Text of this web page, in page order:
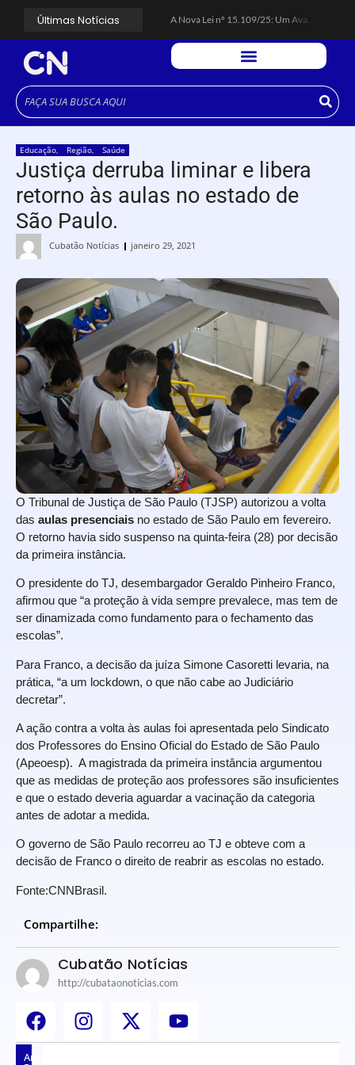
Últimas Notícias
A Nova Lei nº 15.109/25: Um Avanço na Garantia dos Honorários Advocatícios.
Espingarda roubada de agentes de segurança ferroviária é recuperada na Vila Esperança.
Polícia Rodoviária resgata bicho-preguiça na Rodovia dos Imigrantes, em Cubatão.
Cubatão tem vasta programação no Mês da Mulher: atividades começam nesta sexta (7).
Vigilantes são atacados por criminosos armados durante escolta de carga na Vila Esperança.
Educação Região Saúde
Justiça derruba liminar e libera
retorno às aulas no estado de
São Paulo.
Cubatão Notícias janeiro 29, 2021
O Tribunal de Justiça de São Paulo (TJSP) autorizou a volta
das aulas presenciais no estado de São Paulo em fevereiro.
O retorno havia sido suspenso na quinta-feira (28) por decisão
da primeira instância.
O presidente do TJ, desembargador Geraldo Pinheiro Franco,
afirmou que “a proteção à vida sempre prevalece, mas tem de
ser dinamizada como fundamento para o fechamento das
escolas”.
Para Franco, a decisão da juíza Simone Casoretti levaria, na
prática, “a um lockdown, o que não cabe ao Judiciário
decretar”.
A ação contra a volta às aulas foi apresentada pelo Sindicato
dos Professores do Ensino Oficial do Estado de São Paulo
(Apeoesp). A magistrada da primeira instância argumentou
que as medidas de proteção aos professores são insuficientes
e que o estado deveria aguardar a vacinação da categoria
antes de adotar a medida.
O governo de São Paulo recorreu ao TJ e obteve com a
decisão de Franco o direito de reabrir as escolas no estado.
Fonte:CNNBrasil.
Compartilhe:
Cubatão Notícias
http://cubataonoticias.com
Artigos